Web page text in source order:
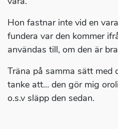
Hon fastnar inte vid en
fundera var den kommer
användas till, om den är
Träna på samma sätt med
tanke att… den gör mig
o.s.v släpp den sedan.